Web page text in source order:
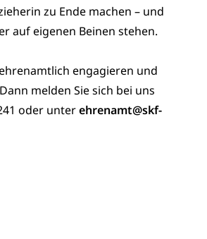
zu Ende machen – und
auf eigenen Beinen stehen.
engagieren und
melden Sie sich bei uns
oder unterehrenamt@skf-